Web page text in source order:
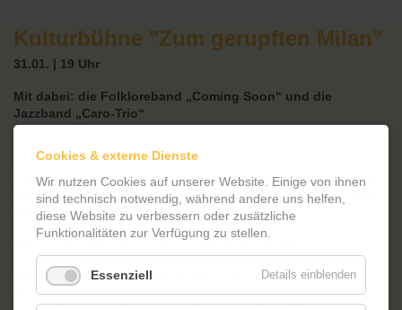
Kulturbühne "Zum gerupften Milan"
31.01. | 19 Uhr
Mit dabei: die Folkloreband „Coming Soon“ und die
Jazzband „Caro-Trio“
Frisch und erholt starten wir ins dritte Jahr des Gerupften Milans
und grüßen unsere Fans der gemütlichsten Kulturbühne in ganz
Potsdam.
Wie immer geben wir uns ganz abwechslungsreich.
Den Anfang machen wir mit frischer, schwungvoll aufgespielter
Folklore. Die Band Coming Soon wird uns mit irischen Balladen
Cookies & externe Dienste
Wir nutzen Cookies auf unserer Website. Einige von ihnen
sind technisch notwendig, während andere uns helfen,
diese Website zu verbessern oder zusätzliche
Funktionalitäten zur Verfügung zu stellen.
Essenziell Details einblenden